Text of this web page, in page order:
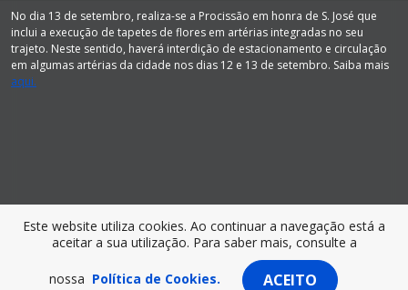
No dia 13 de setembro, realiza-se a Procissão em honra de S. José que
inclui a execução de tapetes de flores em artérias integradas no seu
trajeto. Neste sentido, haverá interdição de estacionamento e circulação
em algumas artérias da cidade nos dias 12 e 13 de setembro. Saiba mais
aqui.
Este website utiliza cookies. Ao continuar a navegação está a
aceitar a sua utilização. Para saber mais, consulte a
nossa Política de Cookies. ACEITO